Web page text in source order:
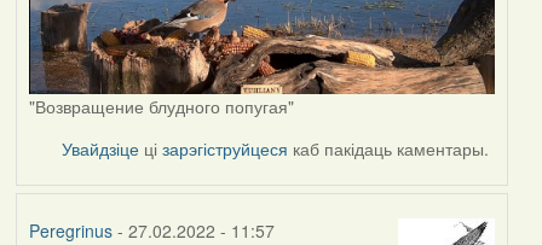
"Возвращение блудного попугая"
Увайдзіце цізарэгіструйцеся каб пакідаць каментары.
Peregrinus- 27.02.2022 - 11:57